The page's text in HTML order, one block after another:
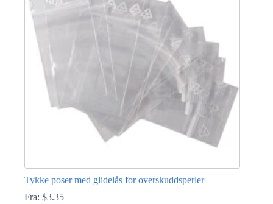
velges
produktsiden
Tykke poser med glidelås for overskuddsperler
Fra: $3.35